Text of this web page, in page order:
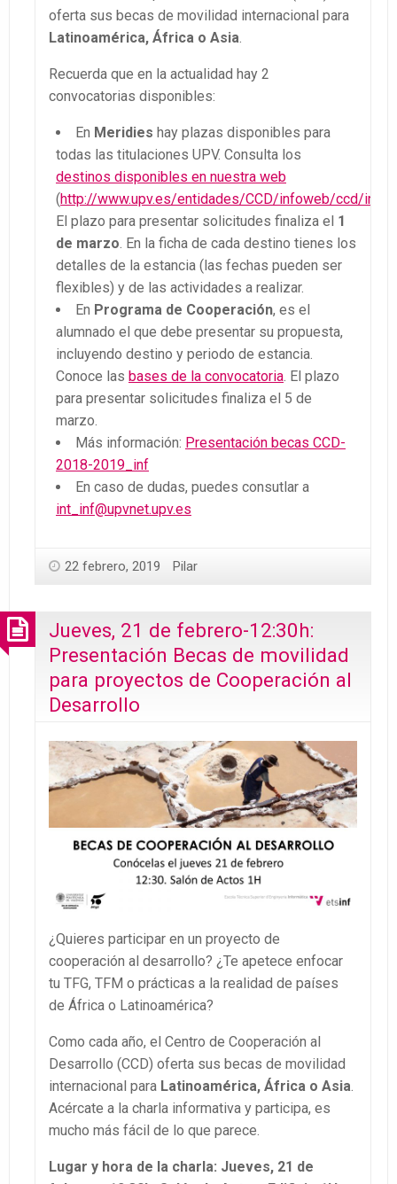
oferta sus becas de movilidad internacional para
Latinoamérica, África o Asia
Recuerda que en la actualidad hay 2
convocatorias disponibles:
En Meridies hay plazas disponibles para
todas las titulaciones UPV. Consulta los
destinos disponibles en nuestra web
(http://www.upv.es/entidades/CCD/infoweb/ccd/info/
El plazo para presentar solicitudes finaliza el 1
de marzo . En la ficha de cada destino tienes los
detalles de la estancia (las fechas pueden ser
flexibles) y de las actividades a realizar.
En Programa de Cooperación, es el
alumnado el que debe presentar su propuesta,
incluyendo destino y periodo de estancia.
Conoce las bases de la convocatoria . El plazo
para presentar solicitudes finaliza el 5 de
marzo.
Más información: Presentación becas CCD-
2018-2019_inf
En caso de dudas, puedes consutlar a
int_inf@upvnet.upv.es
22 febrero, 2019 Pilar
Jueves, 21 de febrero-12:30h:
Presentación Becas de movilidad
para proyectos de Cooperación al
Desarrollo
¿Quieres participar en un proyecto de
cooperación al desarrollo? ¿Te apetece enfocar
tu TFG, TFM o prácticas a la realidad de países
de África o Latinoamérica?
Como cada año, el Centro de Cooperación al
Desarrollo (CCD) oferta sus becas de movilidad
internacional para Latinoamérica, África o Asia
Acércate a la charla informativa y participa, es
mucho más fácil de lo que parece.
Lugar y hora de la charla: Jueves, 21 de